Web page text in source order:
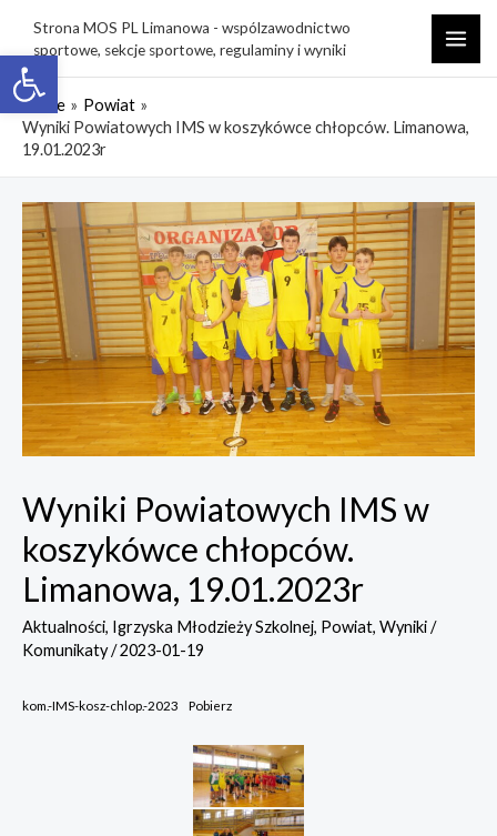
Open toolbar
content
Strona MOS PL Limanowa - wspólzawodnictwo
sportowe, sekcje sportowe, regulaminy i wyniki
Home
Powiat
Wyniki Powiatowych IMS w koszykówce chłopców. Limanowa,
19.01.2023r
Wyniki Powiatowych IMS w
koszykówce chłopców.
Limanowa, 19.01.2023r
Aktualności, Igrzyska Młodzieży Szkolnej, Powiat, Wyniki /
Komunikaty/2023-01-19
kom.-IMS-kosz-chlop.-2023 Pobierz